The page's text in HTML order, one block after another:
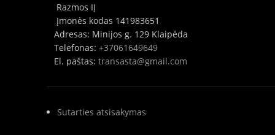
Razmos IĮ
Įmonės kodas 141983651
Adresas: Minijos g. 129 Klaipėda
Telefonas: +37061649649
El. paštas: transasta@gmail.com
Sutarties atsisakymas